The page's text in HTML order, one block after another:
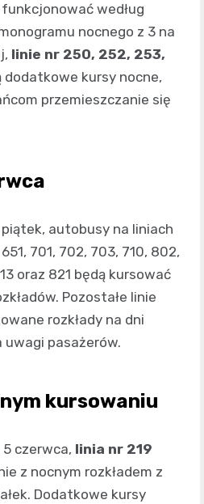
według
nocnego z 3 na
linie nr 250, 252, 253,
dodatkowe kursy nocne,
przemieszczanie się
autobusy na liniach
701, 702, 703, 710, 802,
oraz 821 będą kursować
Pozostałe linie
rozkłady na dni
uwagi pasażerów.
kursowaniu
5 czerwca, linia nr 219
z nocnym rozkładem z
Dodatkowe kursy